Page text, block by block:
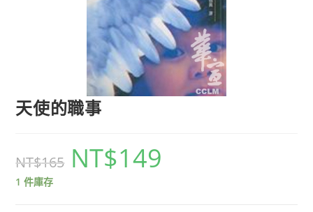
天使的職事
NT$165 NT$149
1 件庫存